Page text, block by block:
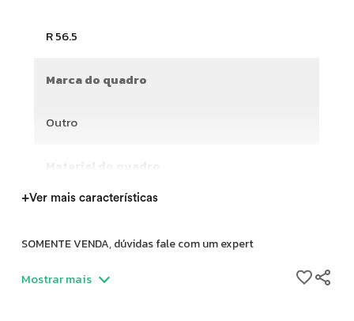
R 56.5
Marca do quadro
Outro
+Ver mais características
SOMENTE VENDA, dúvidas fale com um expert
Mostrar mais